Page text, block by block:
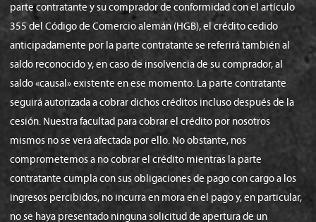
parte contratante y su comprador de conformidad con el artículo
355 del Código de Comercio alemán (HGB), el crédito cedido
anticipadamente por la parte contratante se referirá también al
saldo reconocido y, en caso de insolvencia de su comprador, al
saldo «causal» existente en ese momento. La parte contratante
seguirá autorizada a cobrar dichos créditos incluso después de la
cesión. Nuestra facultad para cobrar el crédito por nosotros
mismos no se verá afectada por ello. No obstante, nos
comprometemos a no cobrar el crédito mientras la parte
contratante cumpla con sus obligaciones de pago con cargo a los
ingresos percibidos, no incurra en mora en el pago y, en particular,
no se haya presentado ninguna solicitud de apertura de un